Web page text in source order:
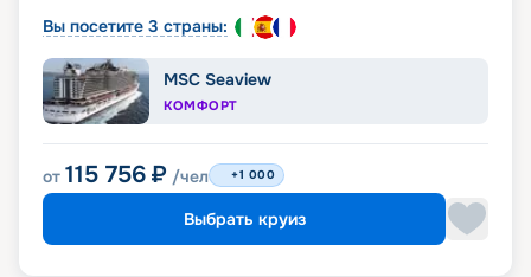
Вы посетите 3 страны:
MSC Seaview
КОМФОРТ
от 115 756 ₽ /чел +1 000
Выбрать круиз